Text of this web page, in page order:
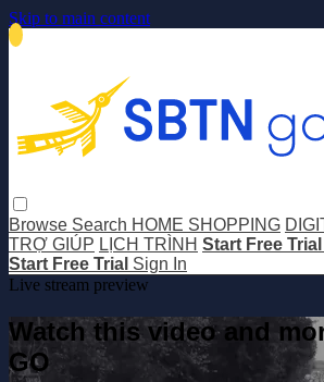
Skip to main content
Browse Search HOME SHOPPING
TRỢ GIÚP LỊCH TRÌNH Start Free Trial
Start Free Trial Sign In
Live stream preview
Watch this video and
GO